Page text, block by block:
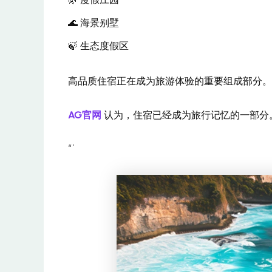
🌊 海景别墅
🍃 生态度假区
高品质住宿正在成为旅游体验的重要组成部分。
AG官网 认为，住宿已经成为旅行记忆的一部分
“`